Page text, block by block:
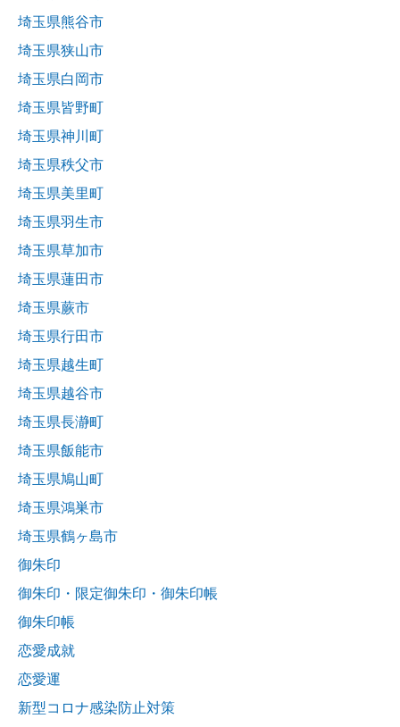
埼玉県熊谷市
埼玉県狭山市
埼玉県白岡市
埼玉県皆野町
埼玉県神川町
埼玉県秩父市
埼玉県美里町
埼玉県羽生市
埼玉県草加市
埼玉県蓮田市
埼玉県蕨市
埼玉県行田市
埼玉県越生町
埼玉県越谷市
埼玉県長瀞町
埼玉県飯能市
埼玉県鳩山町
埼玉県鴻巣市
埼玉県鶴ヶ島市
御朱印
御朱印・限定御朱印・御朱印帳
御朱印帳
恋愛成就
恋愛運
新型コロナ感染防止対策